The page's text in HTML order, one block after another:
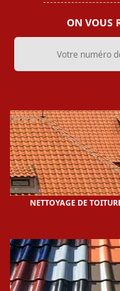
ON VOUS
NETTOYAGE DE